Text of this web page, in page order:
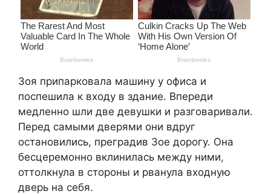
Зоя припарковала машину у офиса и
поспешила к входу в здание. Впереди
медленно шли две девушки и разговаривали.
Перед самыми дверями они вдруг
остановились, преградив Зое дорогу. Она
бесцеремонно вклинилась между ними,
оттолкнула в стороны и рванула входную
дверь на себя.